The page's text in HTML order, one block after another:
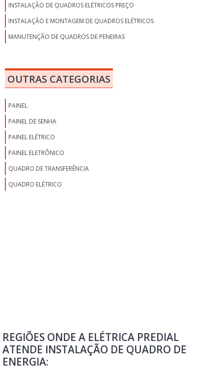
INSTALAÇÃO DE QUADROS ELÉTRICOS PREÇO
INSTALAÇÃO E MONTAGEM DE QUADROS ELÉTRICOS
MANUTENÇÃO DE QUADROS DE PENEIRAS
MONTAGEM DE QUADRO DE COMANDO
MONTAGEM DE QUADRO DE COMANDO ELÉTRICO
MONTAGEM DE QUADRO ELÉTRICO SP
QUADRO DE DISTRIBUIÇÃO SIEMENS
QUADRO DE ENERGIA
QUADRO ELÉTRICO
OUTRAS CATEGORIAS
PAINEL
PAINEL DE SENHA
PAINEL ELÉTRICO
PAINEL ELETRÔNICO
QUADRO DE TRANSFERÊNCIA
QUADRO ELÉTRICO
REGIÕES ONDE A ELÉTRICA PREDIAL
ATENDE INSTALAÇÃO DE QUADRO DE
ENERGIA: